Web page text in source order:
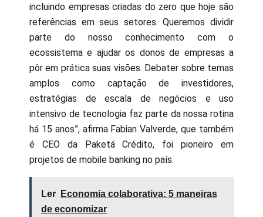
incluindo empresas criadas do zero que hoje são
referências em seus setores. Queremos dividir
parte do nosso conhecimento com o
ecossistema e ajudar os donos de empresas a
pôr em prática suas visões. Debater sobre temas
amplos como captação de investidores,
estratégias de escala de negócios e uso
intensivo de tecnologia faz parte da nossa rotina
há 15 anos”, afirma Fabian Valverde, que também
é CEO da Paketá Crédito, foi pioneiro em
projetos de mobile banking no país.
Ler
Economia colaborativa: 5 maneiras
de economizar